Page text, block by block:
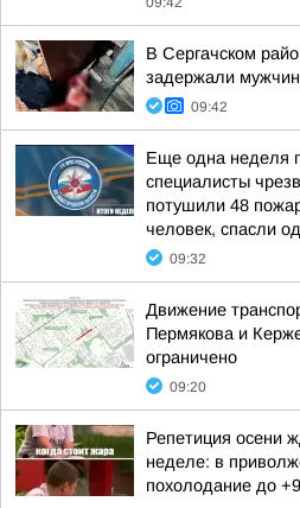
В Сергачском
задержали
09:42
Еще одна неделя
специалисты
потушили 48
человек, спасли
09:32
Движение
Пермякова и
ограничено
09:20
Репетиция осени
неделе: в
похолодание до +9